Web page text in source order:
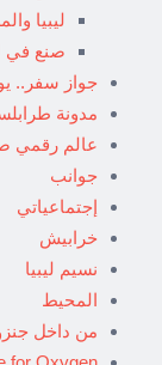
ليبيا
صنع في
جواز سفر..
مدونة
عالم رقمي
جوانب
إجتماعياتي
خرابيش
نسيم ليبيا
المحيط
من داخل